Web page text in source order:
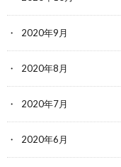
2020年9月
2020年8月
2020年7月
2020年6月